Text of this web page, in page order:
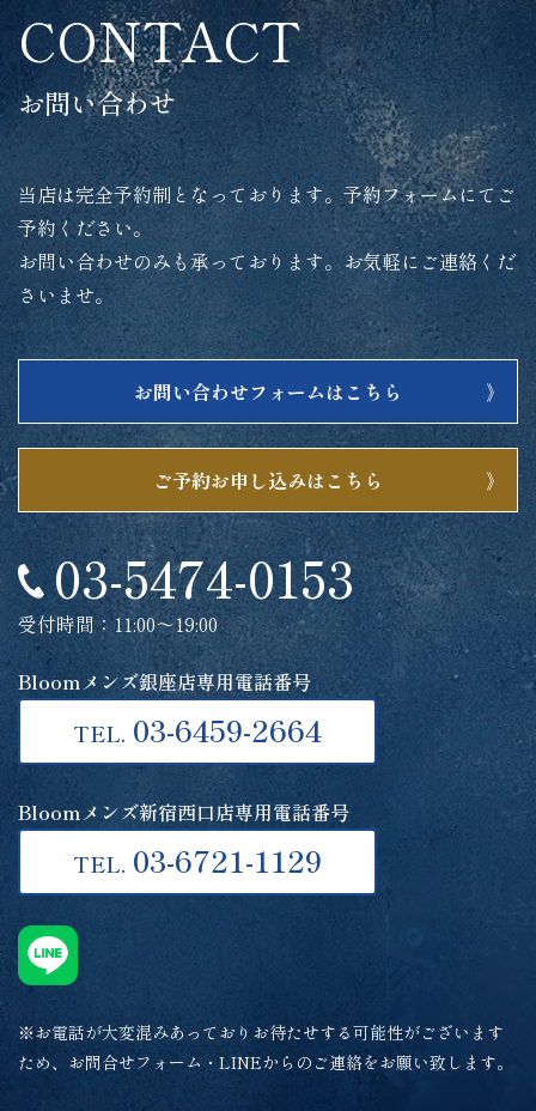
CONTACT
お問い合わせ
当店は完全予約制となっております。予約フォームにてご
予約ください。
お問い合わせのみも承っております。お気軽にご連絡くだ
さいませ。
お問い合わせフォームはこちら
ご予約お申し込みはこちら
03-5474-0153
受付時間：11:00～19:00
Bloomメンズ銀座店専用電話番号
TEL. 03-6459-2664
Bloomメンズ新宿西口店専用電話番号
TEL. 03-6721-1129
※お電話が大変混みあっておりお待たせする可能性がございます
ため、お問合せフォーム・LINEからのご連絡をお願い致します。